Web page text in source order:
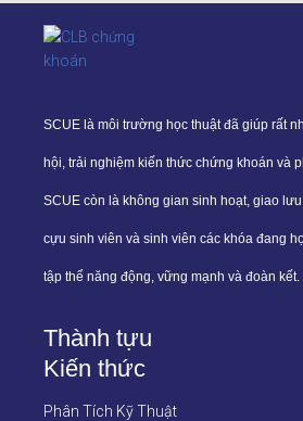
SCUE là môi trường học thuật đã giúp rất
hội, trải nghiệm kiến thức chứng khoán và
SCUE còn là không gian sinh hoạt, giao
cựu sinh viên và sinh viên các khóa đang
tập thể năng động, vững mạnh và đoàn kết.
Thành tựu
Kiến thức
Phân Tích Kỹ Thuật